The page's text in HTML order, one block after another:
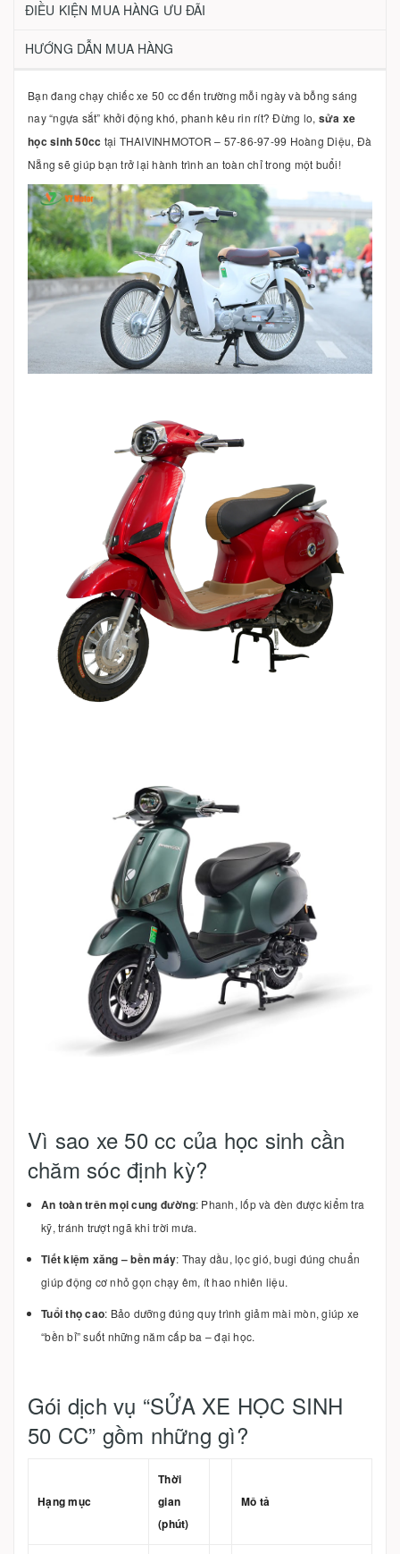
ĐIỀU KIỆN MUA HÀNG ƯU ĐÃI
HƯỚNG DẪN MUA HÀNG
Bạn đang chạy chiếc xe 50 cc đến trường mỗi ngày và bỗng sáng
nay “ngựa sắt” khởi động khó, phanh kêu rin rít? Đừng lo, sửa xe
học sinh 50cc tại THAIVINHMOTOR – 57-86-97-99 Hoàng Diệu, Đà
Nẵng sẽ giúp bạn trở lại hành trình an toàn chỉ trong một buổi!
Vì sao xe 50 cc của học sinh cần
chăm sóc định kỳ?
An toàn trên mọi cung đường: Phanh, lốp và đèn được kiểm tra
kỹ, tránh trượt ngã khi trời mưa.
Tiết kiệm xăng – bền máy: Thay dầu, lọc gió, bugi đúng chuẩn
giúp động cơ nhỏ gọn chạy êm, ít hao nhiên liệu.
Tuổi thọ cao: Bảo dưỡng đúng quy trình giảm mài mòn, giúp xe
“bền bỉ” suốt những năm cấp ba – đại học.
Gói dịch vụ “SỬA XE HỌC SINH
50 CC” gồm những gì?
Hạng mục
Thời
gian
(phút)
Mô tả